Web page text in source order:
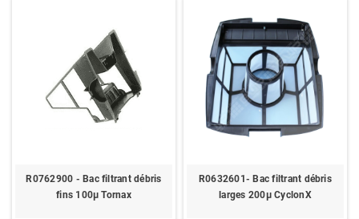
chenilles crantées : parfaite
stabilité et motricité totale
Twist Lock : connexion facile et
sécurisée
Garantie 2 ans
R0762900 - Bac filtrant débris
fins 100µ Tornax
R0632601- Bac filtrant débris
larges 200µ CyclonX